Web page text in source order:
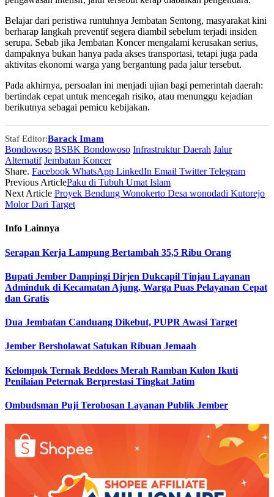
Belajar dari peristiwa runtuhnya Jembatan Sentong, masyarakat kini
berharap langkah preventif segera diambil sebelum terjadi insiden
serupa. Sebab jika Jembatan Koncer mengalami kerusakan serius,
dampaknya bukan hanya pada akses transportasi, tetapi juga pada
aktivitas ekonomi warga yang bergantung pada jalur tersebut.
Pada akhirnya, persoalan ini menjadi ujian bagi pemerintah daerah:
bertindak cepat untuk mencegah risiko, atau menunggu kejadian
berikutnya sebagai pemicu kebijakan.
Staf Editor:Barack Imam
Bondowoso BSBK Bondowoso Infrastruktur Daerah Jalur
Alternatif Jembatan Koncer
Share. Facebook WhatsApp LinkedIn Email Twitter Telegram
Previous ArticlePaku di Tubuh Umat Islam
Next Article Proyek Bendung Wonokerto Desa wonodadi Kutorejo
Molor Dari Target
Info Lainnya
Serapan Kerja Lampung Bertambah 35,5 Ribu Orang
Bupati Jember Dampingi Dirjen Dukcapil Tinjau Layanan
Adminduk di Kecamatan Ajung, Warga Puas Pelayanan Cepat
dan Gratis
Dua Jembatan Canduang Dikebut, PUPR Awasi Target
Jember Bersholawat Satukan Ribuan Jemaah
Kelompok Ternak Beddoes Merah Ramban Kulon Ikuti
Penilaian Peternak Berprestasi Tingkat Jatim
Ombudsman Puji Terobosan Layanan Publik Jember